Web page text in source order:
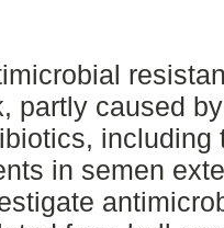
partly caused
including
in semen